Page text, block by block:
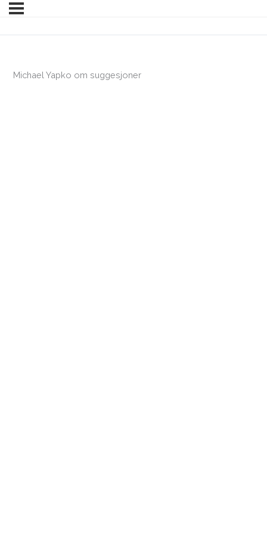
Michael Yapko om suggesjoner